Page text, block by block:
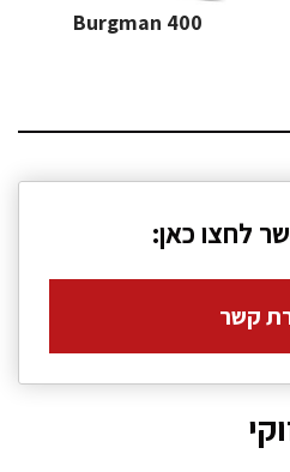
Burgman 400
לחצו כאן:
קשר